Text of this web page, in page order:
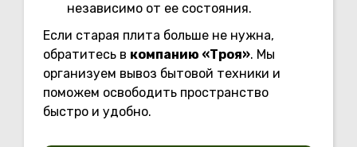
независимо от ее состояния.
Если старая плита больше не нужна,
обратитесь в компанию «Троя». Мы
организуем вывоз бытовой техники и
поможем освободить пространство
быстро и удобно.